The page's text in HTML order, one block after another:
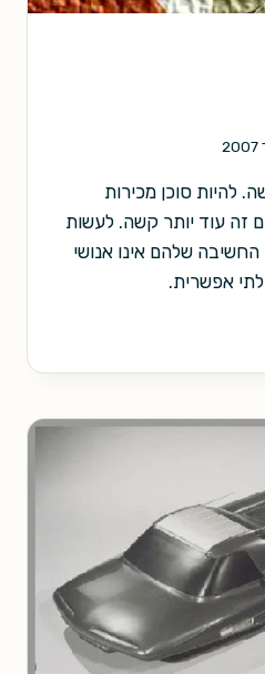
להיות סוכן מכירות
זה עוד יותר קשה. לעשות
שלהם אינו אנושי
אפשרית.